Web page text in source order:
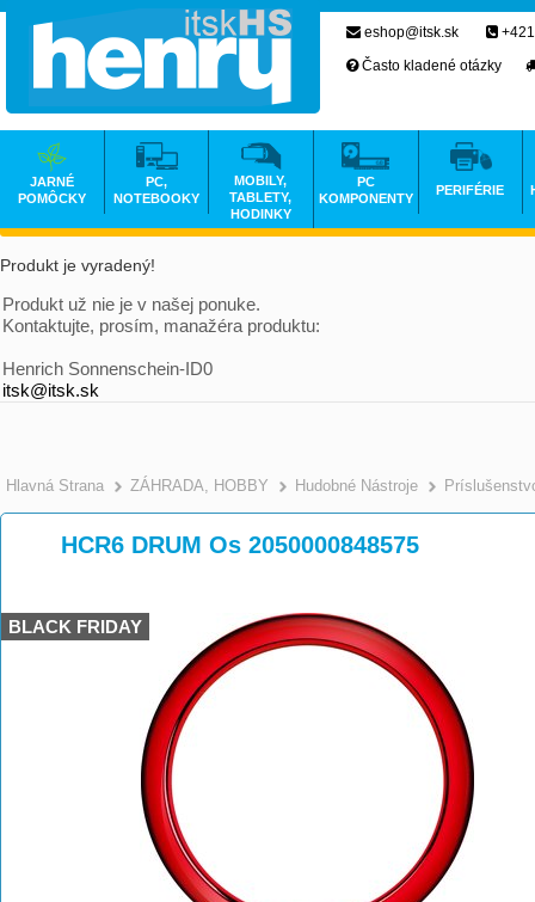
Produkt je vyradený!
Produkt už nie je v našej ponuke.
Kontaktujte, prosím, manažéra produktu:
Henrich Sonnenschein-ID0
itsk@itsk.sk
Hlavná Strana >
ZÁHRADA, HOBBY >
Hudobné Nástroje
HCR6 DRUM Os 2050000848575
BLACK FRIDAY
eshop@itsk.sk
Často kladené otázky
JARNÉ
POMÔCKY
PC,
NOTEBOOKY
MOBILY,
TABLETY,
HODINKY
PC
KOMPONENTY
PERIFÉRIE